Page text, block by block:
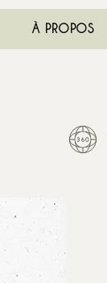
À PROPOS